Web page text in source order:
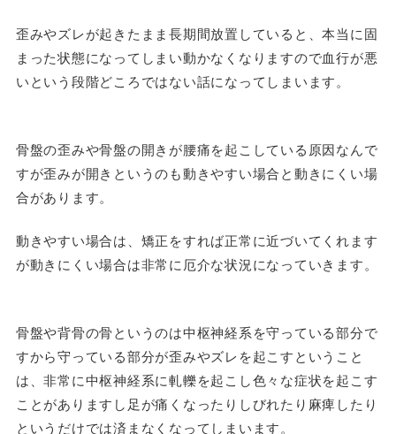
歪みやズレが起きたまま長期間放置していると、本当に固
まった状態になってしまい動かなくなりますので血行が悪
いという段階どころではない話になってしまいます。
骨盤の歪みや骨盤の開きが腰痛を起こしている原因なんで
すが歪みが開きというのも動きやすい場合と動きにくい場
合があります。
動きやすい場合は、矯正をすれば正常に近づいてくれます
が動きにくい場合は非常に厄介な状況になっていきます。
骨盤や背骨の骨というのは中枢神経系を守っている部分で
すから守っている部分が歪みやズレを起こすということ
は、非常に中枢神経系に軋轢を起こし色々な症状を起こす
ことがありますし足が痛くなったりしびれたり麻痺したり
というだけでは済まなくなってしまいます。